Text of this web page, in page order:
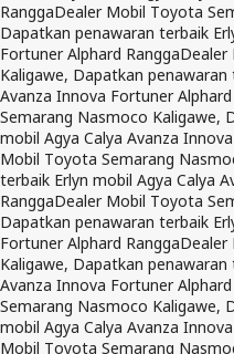
RanggaDealer Mobil Toyota
Dapatkan penawaran terbaik
Fortuner Alphard RanggaDealer
Kaligawe, Dapatkan penawaran
Avanza Innova Fortuner Alphard
Semarang Nasmoco Kaligawe,
mobil Agya Calya Avanza
Mobil Toyota Semarang
terbaik Erlyn mobil Agya Calya
RanggaDealer Mobil Toyota
Dapatkan penawaran terbaik
Fortuner Alphard RanggaDealer
Kaligawe, Dapatkan penawaran
Avanza Innova Fortuner Alphard
Semarang Nasmoco Kaligawe,
mobil Agya Calya Avanza
Mobil Toyota Semarang